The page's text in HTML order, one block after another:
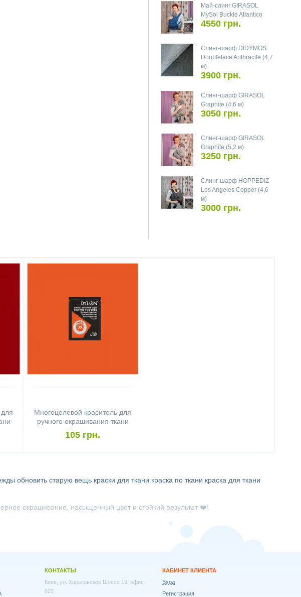
Май-слинг GIRASOL
MySol Buckle Atlantico
4550 грн.
Слинг-шарф DIDYMOS
Doubleface Anthracite (4,7
м)
3900 грн.
Слинг-шарф GIRASOL
Graphite (4,6 м)
3050 грн.
Слинг-шарф GIRASOL
Graphite (5,2 м)
3250 грн.
Слинг-шарф HOPPEDIZ
Los Angeles Copper (4,6
м)
3000 грн.
Многоцелевой краситель для
ручного окрашивания ткани
DYLON Multipurpose
Tangerine
105 грн.
обновить старую вещь краски для ткани краска по ткани краска для ткани
окрашивание, насыщенный цвет и стойкий результат ❤️!
КОНТАКТЫ
Киев, ул. Харьковское Шоссе 19, офис
823
КАБИНЕТ КЛИЕНТА
Вход
Регистрация